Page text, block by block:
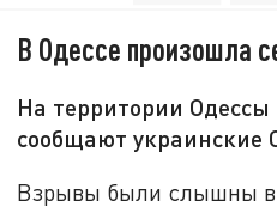
В Одессе произошла
На территории
сообщают украинские
Взрывы были слышны в